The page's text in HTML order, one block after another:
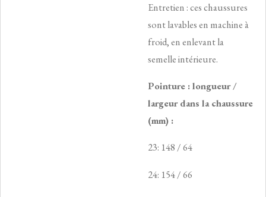
Entretien : ces chaussures
sont lavables en machine à
froid, en enlevant la
semelle intérieure.
Pointure : longueur /
largeur dans la chaussure
(mm) :
23: 148 / 64
24: 154 / 66